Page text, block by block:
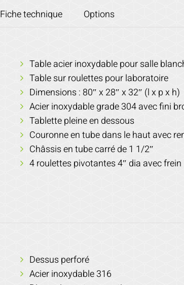
Fiche technique Options
Table acier inoxydable pour salle
Table sur roulettes pour laboratoire
Dimensions : 80″ x 28″ x 32″ (l x p x h)
Acier inoxydable grade 304 avec fini
Tablette pleine en dessous
Couronne en tube dans le haut avec
Châssis en tube carré de 1 1/2″
4 roulettes pivotantes 4″ dia avec frein
Dessus perforé
Acier inoxydable 316